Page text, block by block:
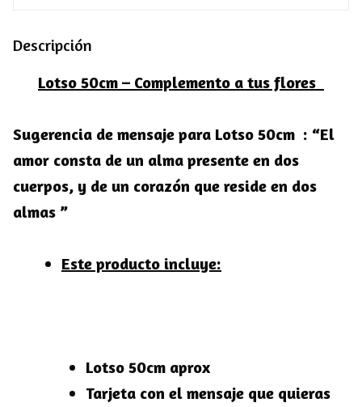
Descripción
Lotso 50cm – Complemento a tus flores
Sugerencia de mensaje para Lotso 50cm : “El
amor consta de un alma presente en dos
cuerpos, y de un corazón que reside en dos
almas ”
Este producto incluye:
Lotso 50cm aprox
Tarjeta con el mensaje que quieras